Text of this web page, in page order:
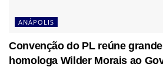
ANÁPOLIS
Convenção do PL reúne
homologa Wilder Morais ao